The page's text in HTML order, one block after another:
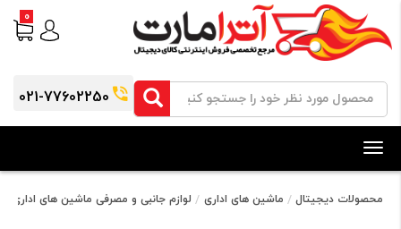
021-77602250
0
Toggle
navigation
محصولات دیجیتال ماشین های اداری لوازم جانبی و مصرفی ماشین های اداری